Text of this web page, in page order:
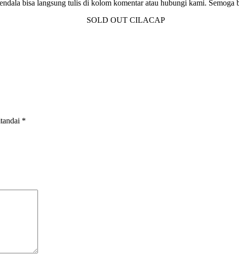
bisa langsung tulis di kolom komentar atau hubungi kami.
SOLD OUT CILACAP
*